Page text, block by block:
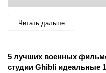
Читать дальше
5 лучших военных
студии Ghibli идеальные